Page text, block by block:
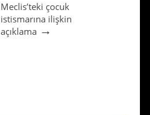
Meclis’teki çocuk
istismarına ilişkin
açıklama→